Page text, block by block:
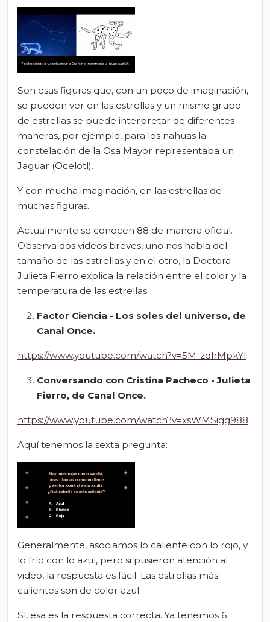
Son esas figuras que, con un poco de imaginación,
se pueden ver en las estrellas y un mismo grupo
de estrellas se puede interpretar de diferentes
maneras, por ejemplo, para los nahuas la
constelación de la Osa Mayor representaba un
Jaguar (Ocelotl).
Y con mucha imaginación, en las estrellas de
muchas figuras.
Actualmente se conocen 88 de manera oficial.
Observa dos videos breves, uno nos habla del
tamaño de las estrellas y en el otro, la Doctora
Julieta Fierro explica la relación entre el color y la
temperatura de las estrellas.
Factor Ciencia - Los soles del universo, de
Canal Once.
https://www.youtube.com/watch?v=5M-zdhMpkYI
Conversando con Cristina Pacheco - Julieta
Fierro, de Canal Once.
https://www.youtube.com/watch?v=xsWMSigg988
Aquí tenemos la sexta pregunta:
Generalmente, asociamos lo caliente con lo rojo, y
lo frío con lo azul, pero si pusieron atención al
video, la respuesta es fácil: Las estrellas más
calientes son de color azul.
Sí, esa es la respuesta correcta. Ya tenemos 6